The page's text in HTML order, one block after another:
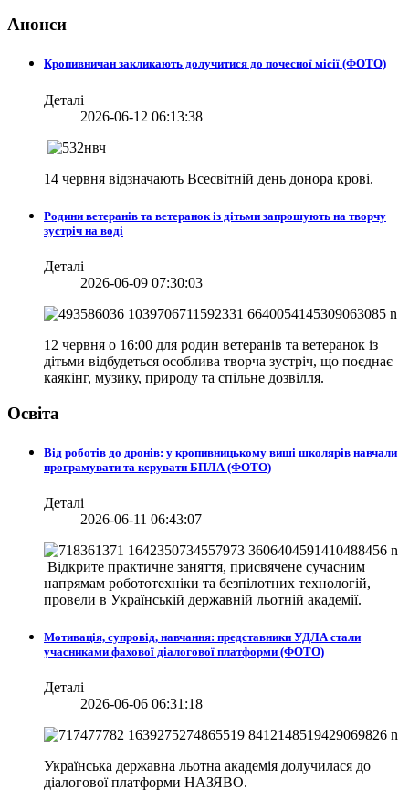
Анонси
Кропивничан закликають долучитися до почесної місії (ФОТО)
Деталі
2026-06-12 06:13:38
14 червня відзначають Всесвітній день донора крові.
Родини ветеранів та ветеранок із дітьми запрошують на творчу
зустріч на воді
Деталі
2026-06-09 07:30:03
12 червня о 16:00 для родин ветеранів та ветеранок із
дітьми відбудеться особлива творча зустріч, що поєднає
каякінг, музику, природу та спільне дозвілля.
Освіта
Від роботів до дронів: у кропивницькому виші школярів навчали
програмувати та керувати БПЛА (ФОТО)
Деталі
2026-06-11 06:43:07
Відкрите практичне заняття, присвячене сучасним
напрямам робототехніки та безпілотних технологій,
провели в Українській державній льотній академії.
Мотивація, супровід, навчання: представники УДЛА стали
учасниками фахової діалогової платформи (ФОТО)
Деталі
2026-06-06 06:31:18
Українська державна льотна академія долучилася до
діалогової платформи НАЗЯВО.